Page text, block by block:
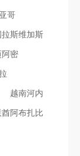
哥
拉斯维加斯
阿密
越南河内
酋阿布扎比